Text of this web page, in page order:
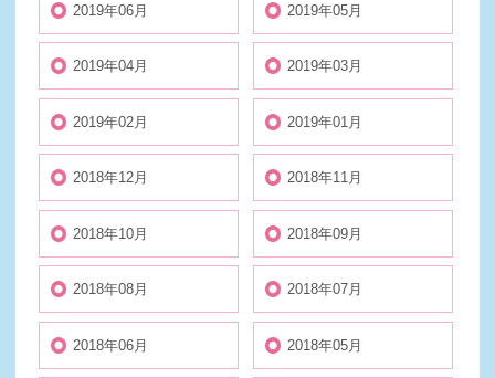
2019年06月 2019年05月
2019年04月 2019年03月
2019年02月 2019年01月
2018年12月 2018年11月
2018年10月 2018年09月
2018年08月 2018年07月
2018年06月 2018年05月